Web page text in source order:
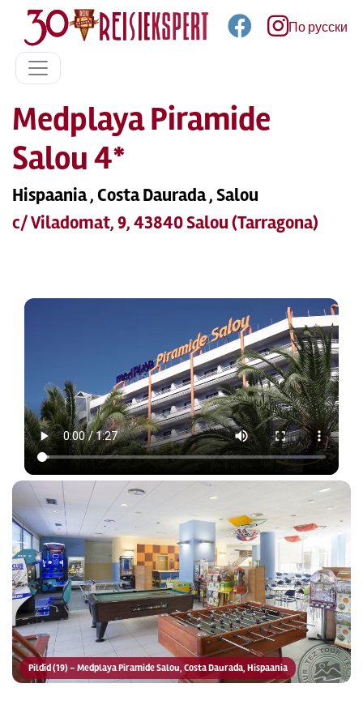
По русски
Medplaya Piramide
Salou 4*
Hispaania , Costa Daurada , Salou
c/ Viladomat, 9, 43840 Salou (Tarragona)
Pildid (19) – Medplaya Piramide Salou, Costa Daurada, Hispaania